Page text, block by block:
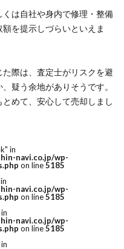
は自社や身内で修理・整備
を提示しづらいといえま
際は、査定士がリスクを避
疑う余地がありそうです。
めて、安心して売却しまし
in
navi.co.jp/wp-
on line5185
navi.co.jp/wp-
on line5185
navi.co.jp/wp-
on line5185